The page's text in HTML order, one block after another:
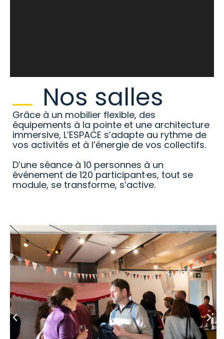
Nos salles
Grâce à un mobilier flexible, des
équipements à la pointe et une architecture
immersive, L’ESPACE s’adapte au rythme de
vos activités et à l’énergie de vos collectifs.
D’une séance à 10 personnes à un
événement de 120 participant·es, tout se
module, se transforme, s’active.